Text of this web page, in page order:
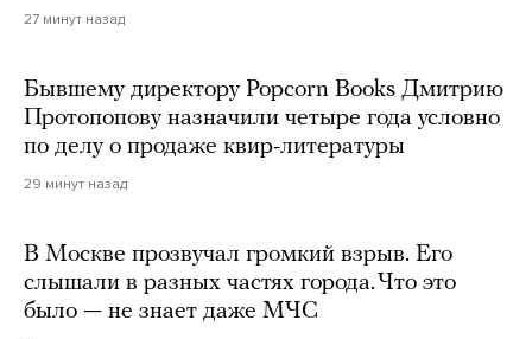
27 минут назад
Бывшему директору Popcorn Books Дмитрию
Протопопову назначили четыре года условно
по делу о продаже квир-литературы
29 минут назад
В Москве прозвучал громкий взрыв. Его
слышали в разных частях города. Что это
было — не знает даже МЧС